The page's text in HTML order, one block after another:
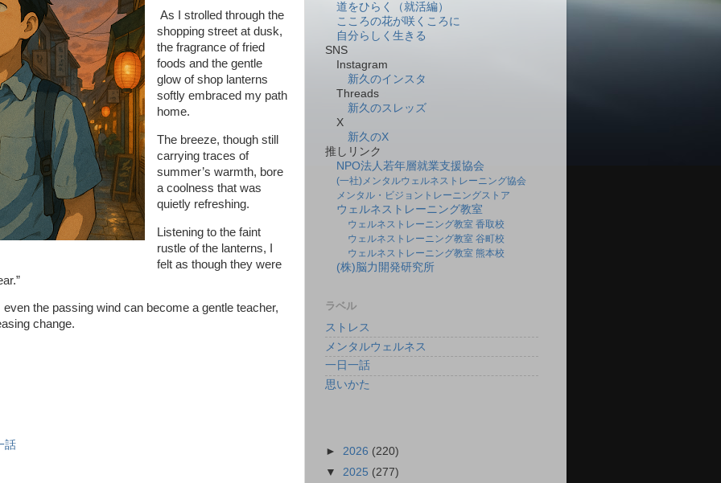
As I strolled through the
shopping street at dusk,
the fragrance of fried
foods and the gentle
glow of shop lanterns
softly embraced my path
home.
The breeze, though still
carrying traces of
summer’s warmth, bore
a coolness that was
quietly refreshing.
Listening to the faint
rustle of the lanterns, I
felt as though they were
the passing wind can become a gentle teacher,
change.
話
道をひらく（就活編）
こころの花が咲くころに
自分らしく生きる
SNS
Instagram
新久のインスタ
Threads
新久のスレッズ
X
新久のX
推しリンク
NPO法人若年層就業支援協会
(一社)メンタルウェルネストレーニング協会
メンタル・ビジョントレーニングストア
ウェルネストレーニング教室
ウェルネストレーニング教室 香取校
ウェルネストレーニング教室 谷町校
ウェルネストレーニング教室 熊本校
(株)脳力開発研究所
ラベル
ストレス
メンタルウェルネス
一日一話
思いかた
► 2026 (220)
▼ 2025 (277)